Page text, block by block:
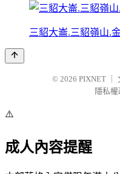
三貂大崙.三貂嶺山.
© 2026 PIXNET
隱私
⚠️
成人內容提醒